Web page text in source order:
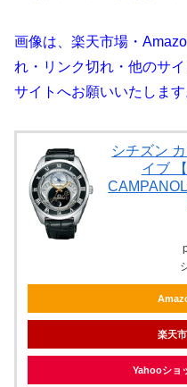
画像は、楽天市場・
れ・リンク切れ・他のサ
サイトへお願いいたします
シチズン
イブ
楽天
Yahooショ